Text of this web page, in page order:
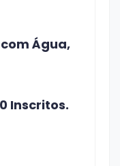
Água,
Inscritos.